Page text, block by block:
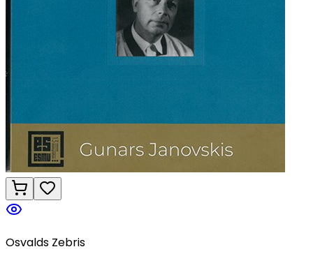
Osvalds Zebris